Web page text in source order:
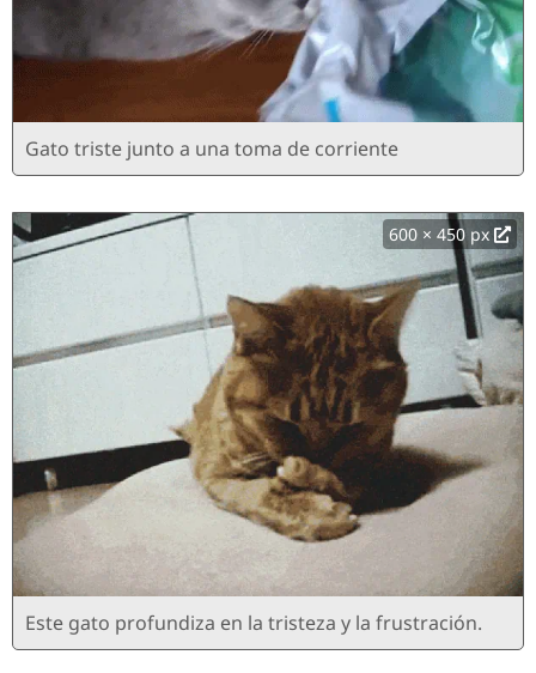
Gato triste junto a una toma de corriente
600 × 450 px
Este gato profundiza en la tristeza y la frustración.